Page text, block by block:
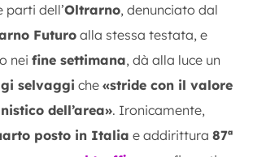
parti dell’Oltrarno, denunciato dal
Futuro alla stessa testata, e
nei fine settimana, dà alla luce un
selvaggi che «stride con il valore
dell’area». Ironicamente,
posto in Italia e addirittura 87ª